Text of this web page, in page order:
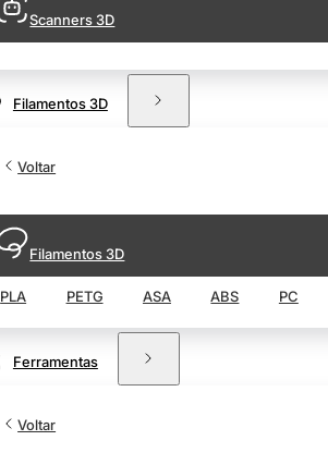
Scanners 3D
Filamentos 3D
Voltar
Filamentos 3D
PLA PETG ASA ABS PC
Ferramentas
Voltar